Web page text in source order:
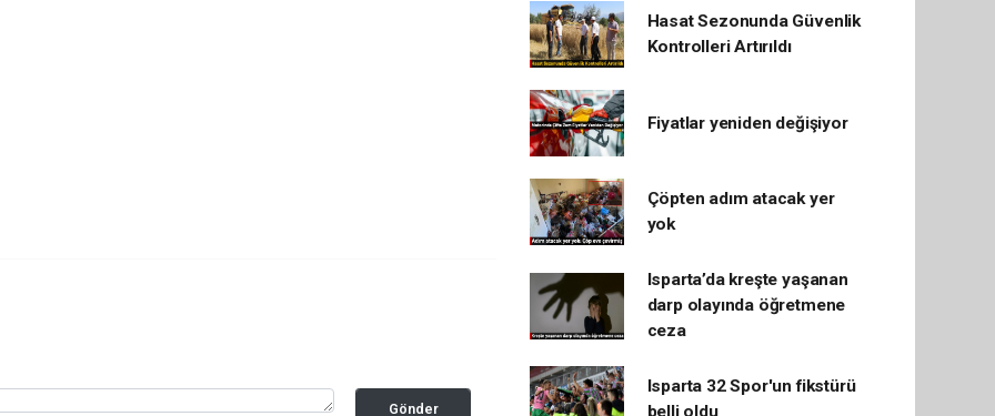
Gönder
Hasat Sezonunda Güvenlik
Kontrolleri Artırıldı
Fiyatlar yeniden değişiyor
Çöpten adım atacak yer
yok
Isparta’da kreşte yaşanan
darp olayında öğretmene
ceza
Isparta 32 Spor'un fikstürü
belli oldu